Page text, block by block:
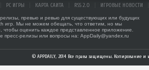
PC ИГРЫ КАРТА САЙТА RSS 2.0 ИГРОВЫЕ НОВОСТИ
превью и ревью для существующих или будущих
игр. Мы не можем обещать, что ответим, но мы
чтобы оценить каждое представленное приложение.
пресс-релизы или вопросы на: AppDaily@yandex.ru
© APPDAILY, 2014 Все права защищены. Копирование и